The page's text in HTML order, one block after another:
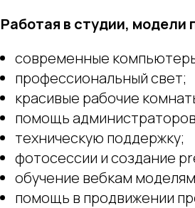
Работая в студии, модели
современные
профессиональный свет;
красивые рабочие
помощь
техническую поддержку;
фотосессии и создание
обучение вебкам моделям
помощь в продвижении